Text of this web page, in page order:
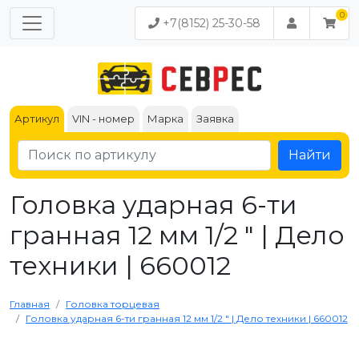
+7(8152) 25-30-58
Артикул VIN - номер Марка Заявка
Найти
Головка ударная 6-ти
гранная 12 мм 1/2 " | Дело
техники | 660012
Главная
Головка торцевая
Головка ударная 6-ти гранная 12 мм 1/2 " | Дело техники | 660012